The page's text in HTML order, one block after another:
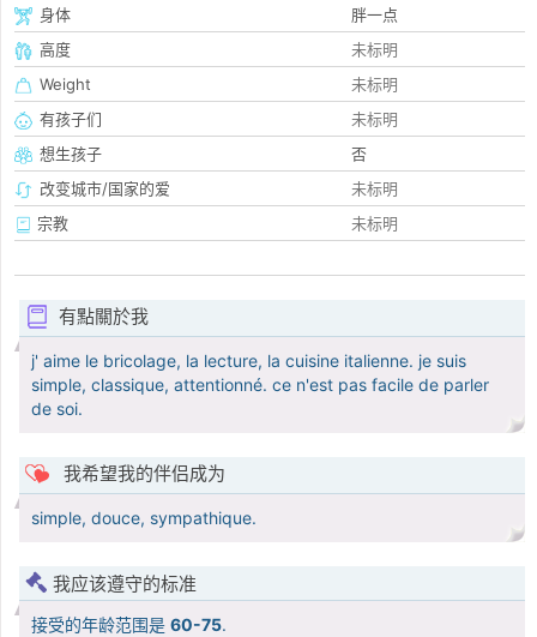
身体
胖一点
高度
未标明
Weight
未标明
有孩子们
未标明
想生孩子
否
改变城市/国家的爱
未标明
宗教
未标明
有點關於我
j' aime le bricolage, la lecture, la cuisine italienne. je suis
simple, classique, attentionné. ce n'est pas facile de parler
de soi.
我希望我的伴侣成为
simple, douce, sympathique.
我应该遵守的标准
接受的年龄范围是 60-75.